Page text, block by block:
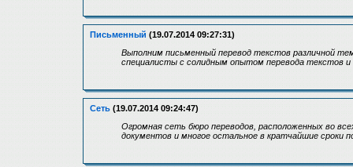
Письменный (19.07.2014 09:27:31)
Выполним письменный перевод текстов различной
специалисты с солидным опытом перевода текстов
Сеть (19.07.2014 09:24:47)
Огромная сеть бюро переводов, расположенных во
документов и многое остальное в кратчайшие сроки